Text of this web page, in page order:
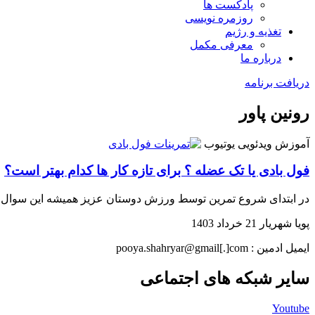
پادکست ها
روزمره نویسی
تغذیه و رژیم
معرفی مکمل
درباره ما
دریافت برنامه
رونین پاور
آموزش ویدئویی یوتیوب
فول بادی یا تک عضله ؟ برای تازه کار ها کدام بهتر است؟
در ابتدای شروع تمرین توسط ورزش دوستان عزیز همیشه این سوال
پویا شهریار 21 خرداد 1403
ایمیل ادمین : pooya.shahryar@gmail[.]com
سایر شبکه های اجتماعی
Youtube